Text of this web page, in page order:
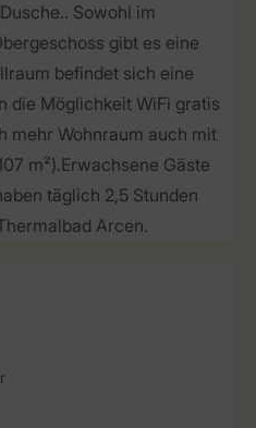
Sowohl im
gibt es eine
befindet sich eine
die Möglichkeit WiFi gratis
mehr Wohnraum auch mit
m²).Erwachsene Gäste
täglich 2,5 Stunden
Arcen.